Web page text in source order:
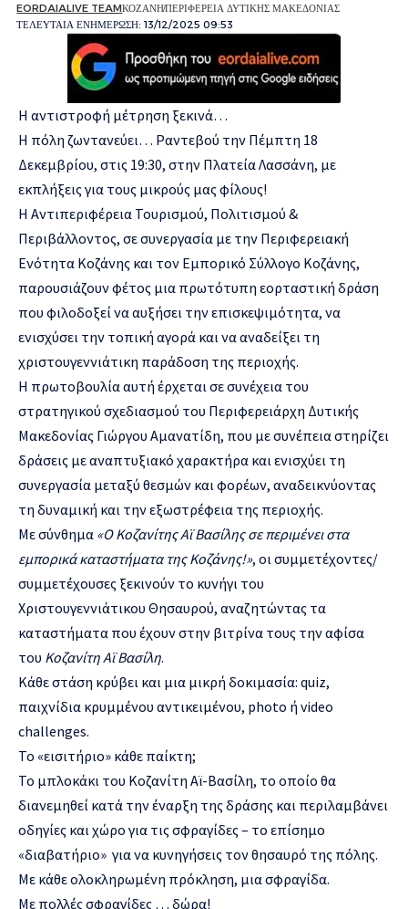
ΤΕΛΕΥΤΑΙΑ ΕΝΗΜΕΡΩΣΗ: 13/12/2025 09:53
EORDAIALIVE TEAMΚΟΖΑΝΗΠΕΡΙΦΕΡΕΙΑ ΔΥΤΙΚΗΣ ΜΑΚΕΔΟΝΙΑΣ
Η αντιστροφή μέτρηση ξεκινά…
Η πόλη ζωντανεύει… Ραντεβού την Πέμπτη 18
Δεκεμβρίου, στις 19:30, στην Πλατεία Λασσάνη, με
εκπλήξεις για τους μικρούς μας φίλους!
Η Αντιπεριφέρεια Τουρισμού, Πολιτισμού &
Περιβάλλοντος, σε συνεργασία με την Περιφερειακή
Ενότητα Κοζάνης και τον Εμπορικό Σύλλογο Κοζάνης,
παρουσιάζουν φέτος μια πρωτότυπη εορταστική δράση
που φιλοδοξεί να αυξήσει την επισκεψιμότητα, να
ενισχύσει την τοπική αγορά και να αναδείξει τη
χριστουγεννιάτικη παράδοση της περιοχής.
Η πρωτοβουλία αυτή έρχεται σε συνέχεια του
στρατηγικού σχεδιασμού του Περιφερειάρχη Δυτικής
Μακεδονίας Γιώργου Αμανατίδη, που με συνέπεια στηρίζει
δράσεις με αναπτυξιακό χαρακτήρα και ενισχύει τη
συνεργασία μεταξύ θεσμών και φορέων, αναδεικνύοντας
τη δυναμική και την εξωστρέφεια της περιοχής.
Με σύνθημα «Ο Κοζανίτης Αϊ Βασίλης σε περιμένει στα
εμπορικά καταστήματα της Κοζάνης!», οι συμμετέχοντες/
συμμετέχουσες ξεκινούν το κυνήγι του
Χριστουγεννιάτικου Θησαυρού, αναζητώντας τα
καταστήματα που έχουν στην βιτρίνα τους την αφίσα
του Κοζανίτη Αϊ Βασίλη.
Κάθε στάση κρύβει και μια μικρή δοκιμασία: quiz,
παιχνίδια κρυμμένου αντικειμένου, photo ή video
challenges.
Το «εισιτήριο» κάθε παίκτη;
Το μπλοκάκι του Κοζανίτη Αϊ-Βασίλη, το οποίο θα
διανεμηθεί κατά την έναρξη της δράσης και περιλαμβάνει
οδηγίες και χώρο για τις σφραγίδες – το επίσημο
«διαβατήριο» για να κυνηγήσεις τον θησαυρό της πόλης.
Με κάθε ολοκληρωμένη πρόκληση, μια σφραγίδα.
Με πολλές σφραγίδες … δώρα!